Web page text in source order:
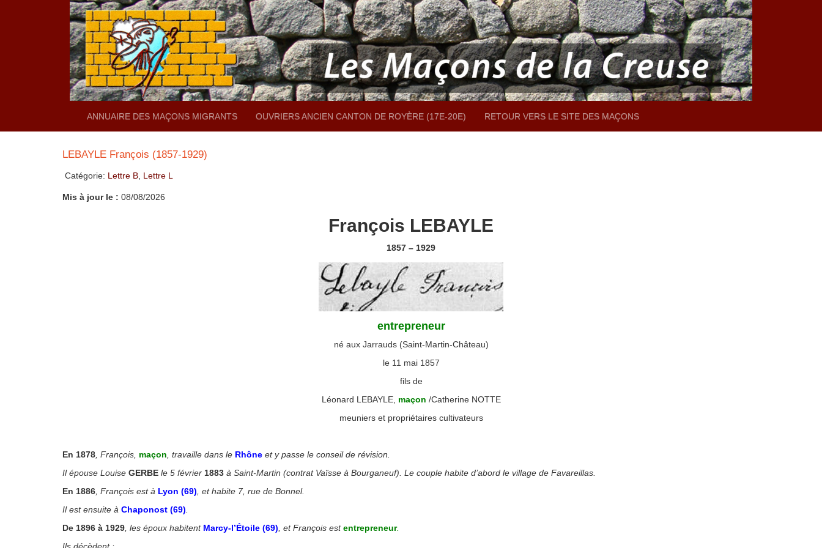
ANNUAIRE DES MAÇONS MIGRANTS OUVRIERS ANCIEN CANTON DE ROYÈRE (17E-20E) RETOUR VERS LE SITE DES MAÇONS
LEBAYLE François (1857-1929)
Catégorie: Lettre B, Lettre L
Mis à jour le : 08/08/2026
François LEBAYLE
1857 – 1929
entrepreneur
né aux Jarrauds (Saint-Martin-Château)
le 11 mai 1857
fils de
Léonard LEBAYLE, maçon /Catherine NOTTE
meuniers et propriétaires cultivateurs
En 1878, François, maçon, travaille dans le Rhône et y passe le conseil de révision.
Il épouse Louise GERBE le 5 février 1883 à Saint-Martin (contrat Vaïsse à Bourganeuf). Le couple habite d’abord le village de Favareillas.
En 1886, François est à Lyon (69), et habite 7, rue de Bonnel.
Il est ensuite à Chaponost (69).
De 1896 à 1929, les époux habitent Marcy-l’Étoile (69), et François estentrepreneur.